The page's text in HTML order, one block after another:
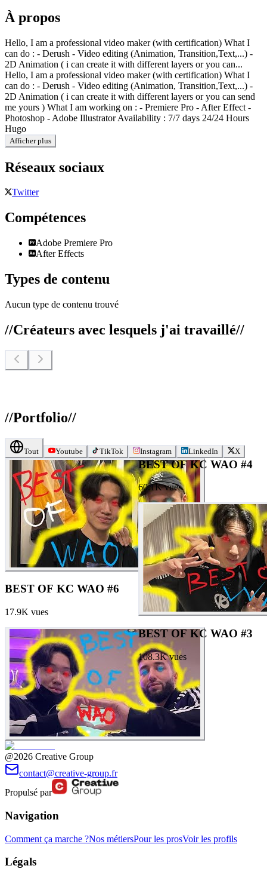
À propos
Hello, I am a professional video maker (with certification) What I
can do : - Derush - Video editing (Animation, Transition,Text,...) -
2D Animation ( i can create it with different layers or you can...
Hello, I am a professional video maker (with certification) What I
can do : - Derush - Video editing (Animation, Transition,Text,...) -
2D Animation ( i can create it with different layers or you can send
me yours ) What I am working on : - Premiere Pro - After Effect -
Photoshop - Adobe Illustrator Availability : 7/7 days 24/24 Hours
Hugo
Afficher plus
Réseaux sociaux
Twitter
Compétences
Adobe Premiere Pro
After Effects
Types de contenu
Aucun type de contenu trouvé
//Créateurs avec lesquels j'ai travaillé//
//Portfolio//
Tout Youtube TikTok Instagram LinkedIn X
BEST OF KC WAO #6
17.9K vues
BEST OF KC WAO #4
60.1K vues
BEST OF KC WAO #3
108.3K vues
@2026 Creative Group
contact@creative-group.fr
Propulsé par
Navigation
Comment ça marche ?Nos métiersPour les prosVoir les profils
Légals